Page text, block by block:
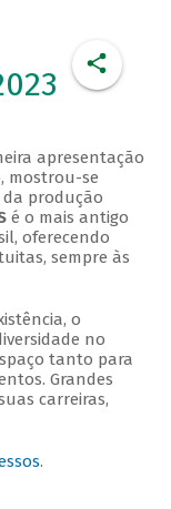
apresentação
mostrou-se
produção
é o mais antigo
oferecendo
sempre às
o
no
tanto para
Grandes
carreiras,
.